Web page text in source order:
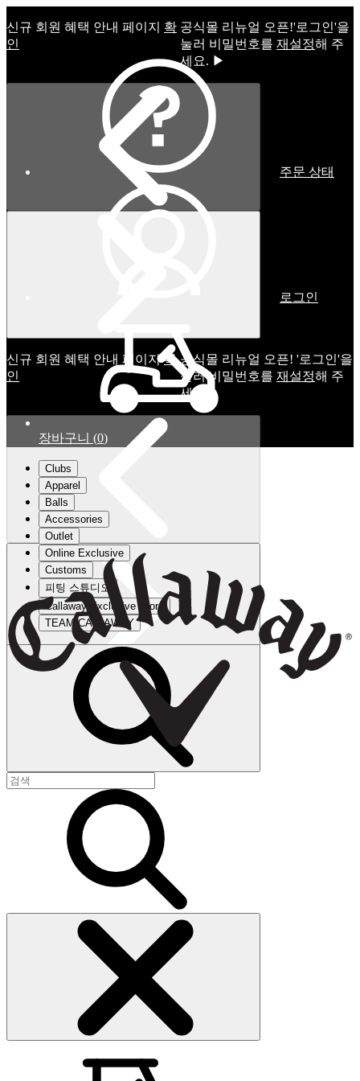
신규 회원 혜택 안내 페이지 확
인
공식몰 리뉴얼 오픈!ㅤ'로그인'을
눌러 비밀번호를 재설정해 주
세요. ▶
신규 회원 혜택 안내 페이지확
인
공식몰 리뉴얼 오픈! '로그인'을
눌러 비밀번호를 재설정해 주
세요.
주문 상태
로그인
장바구니 (0)
Clubs
Apparel
Balls
Accessories
Outlet
Online Exclusive
Customs
피팅 스튜디오
Callaway Exclusive Store
TEAM CALLAWAY